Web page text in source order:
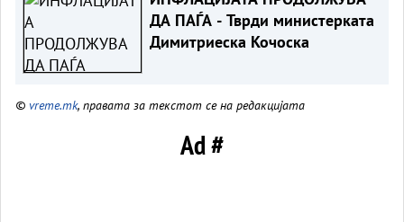
ДА ПАЃА - Тврди министерката
Димитриеска Кочоска
© vreme.mk, правата за текстот се на редакцијата
Ad #